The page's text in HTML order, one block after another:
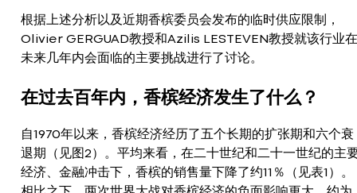
根据上述分析以及近期香槟委员会发布的临时供应限制，
Olivier GERGUAD教授和Azilis LESTEVEN教授就该行业在
未来几年内会面临的主要挑战进行了讨论。
在过去百年内，香槟经济发生了什么？
自1970年以来，香槟经济经历了五个长期的扩张期和六个衰
退期（见图2）。平均来看，在二十世纪和二十一世纪的主
经济、金融冲击下，香槟的销售量下降了约11％（见表1）。